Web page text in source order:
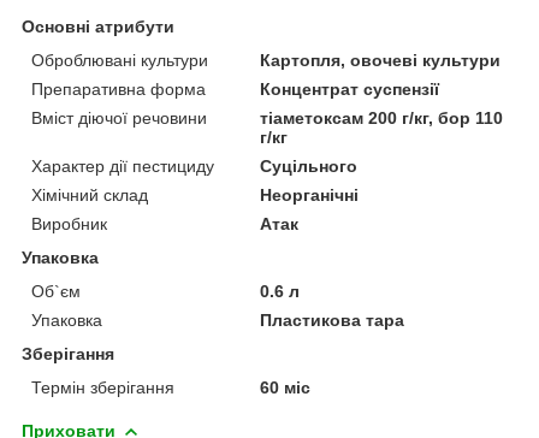
Основні атрибути
Оброблювані культури
Картопля, овочеві культури
Препаративна форма
Концентрат суспензії
Вміст діючої речовини
тіаметоксам 200 г/кг, бор 110
г/кг
Характер дії пестициду
Суцільного
Хімічний склад
Неорганічні
Виробник
Атак
Упаковка
Об`єм
0.6 л
Упаковка
Пластикова тара
Зберігання
Термін зберігання
60 міс
Приховати